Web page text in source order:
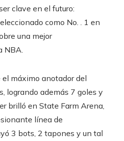
clave en el futuro:
como No. . 1 en
una mejor
NBA.
el máximo anotador del
logrando además 7 goles y
brilló en State Farm Arena,
línea de
3 bots, 2 tapones y un tal